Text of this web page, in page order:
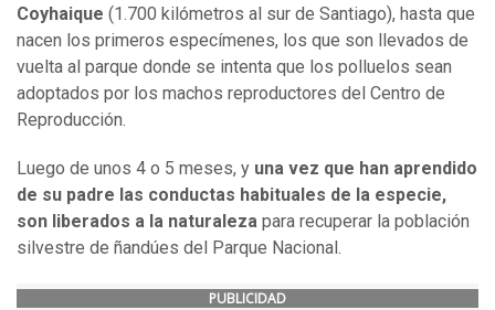
Coyhaique (1.700 kilómetros al sur de Santiago), hasta que
nacen los primeros especímenes, los que son llevados de
vuelta al parque donde se intenta que los polluelos sean
adoptados por los machos reproductores del Centro de
Reproducción.
Luego de unos 4 o 5 meses, y una vez que han aprendido
de su padre las conductas habituales de la especie,
son liberados a la naturaleza para recuperar la población
silvestre de ñandúes del Parque Nacional.
PUBLICIDAD